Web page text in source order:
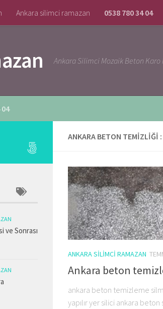
Ankara silimci ramazan 0538 780 34 04
Ankara Silimci Mozaik Beton Karo
04
ANKARA BETON TEMIZLIĞI
ANKARA SILIMCI RAMAZAN
Ankara beton
ankara beton temizleme
yapılır yer silici ankara
ve Sonrası